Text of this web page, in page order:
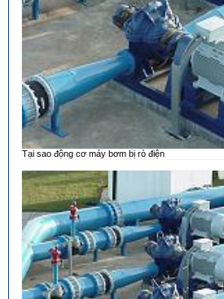
Tại sao động cơ máy bơm bị rò điện